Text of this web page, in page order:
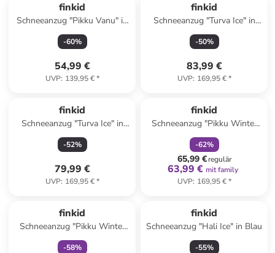
finkid
Schneeanzug "Pikku Vanu" in
Gelb
-60%
54,99 €
UVP: 139,95 €*
finkid
Schneeanzug "Turva Ice" in
Blau
-50%
83,99 €
UVP: 169,95 €*
finkid
Schneeanzug "Turva Ice" in
Khaki/ Blau
-52%
79,99 €
UVP: 169,95 €*
finkid
Schneeanzug "Pikku Winter
Eco" in Blau
-62%
65,99 €regulär
63,99 € mit family
UVP: 169,95 €*
finkid
Schneeanzug "Pikku Winter
Eko" in Dunkelblau
-58%
finkid
Schneeanzug "Hali Ice" in Blau
-55%